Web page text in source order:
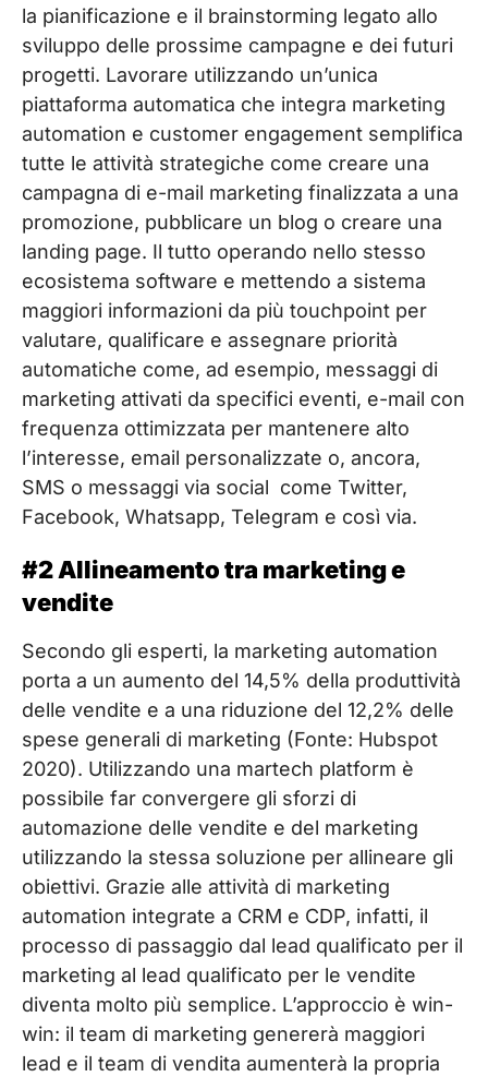
la pianificazione e il brainstorming legato allo
sviluppo delle prossime campagne e dei futuri
progetti. Lavorare utilizzando un’unica
piattaforma automatica che integra marketing
automation e customer engagement semplifica
tutte le attività strategiche come creare una
campagna di e-mail marketing finalizzata a una
promozione, pubblicare un blog o creare una
landing page. Il tutto operando nello stesso
ecosistema software e mettendo a sistema
maggiori informazioni da più touchpoint per
valutare, qualificare e assegnare priorità
automatiche come, ad esempio, messaggi di
marketing attivati da specifici eventi, e-mail con
frequenza ottimizzata per mantenere alto
l’interesse, email personalizzate o, ancora,
SMS o messaggi via social come Twitter,
Facebook, Whatsapp, Telegram e così via.
#2 Allineamento tra marketing e
vendite
Secondo gli esperti, la marketing automation
porta a un aumento del 14,5% della produttività
delle vendite e a una riduzione del 12,2% delle
spese generali di marketing (Fonte: Hubspot
2020). Utilizzando una martech platform è
possibile far convergere gli sforzi di
automazione delle vendite e del marketing
utilizzando la stessa soluzione per allineare gli
obiettivi. Grazie alle attività di marketing
automation integrate a CRM e CDP, infatti, il
processo di passaggio dal lead qualificato per il
marketing al lead qualificato per le vendite
diventa molto più semplice. L’approccio è win-
win: il team di marketing genererà maggiori
lead e il team di vendita aumenterà la propria